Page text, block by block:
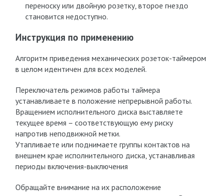
переноску или двойную розетку, второе гнездо
становится недоступно.
Инструкция по применению
Алгоритм приведения механических розеток-таймером
в целом идентичен для всех моделей.
Переключатель режимов работы таймера
устанавливаете в положение непрерывной работы.
Вращением исполнительного диска выставляете
текущее время – соответствующую ему риску
напротив неподвижной метки.
Утапливаете или поднимаете группы контактов на
внешнем крае исполнительного диска, устанавливая
периоды включения-выключения
Обращайте внимание на их расположение